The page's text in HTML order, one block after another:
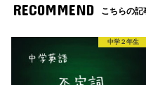
RECOMMEND こちらの記
中学２年生